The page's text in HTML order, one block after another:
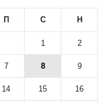
П С Н
1 2
7 8 9
14 15 16